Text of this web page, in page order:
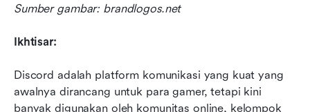
Sumber gambar: brandlogos.net
Ikhtisar:
Discord adalah platform komunikasi yang kuat yang
awalnya dirancang untuk para gamer, tetapi kini
banyak digunakan oleh komunitas online, kelompok